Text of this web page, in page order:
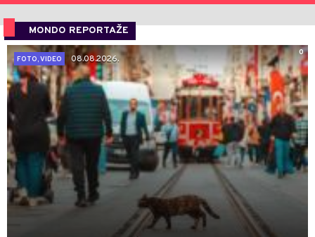
MONDO REPORTAŽE
0
FOTO, VIDEO
08.08.2026.